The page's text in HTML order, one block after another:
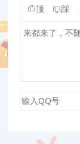
顶 踩